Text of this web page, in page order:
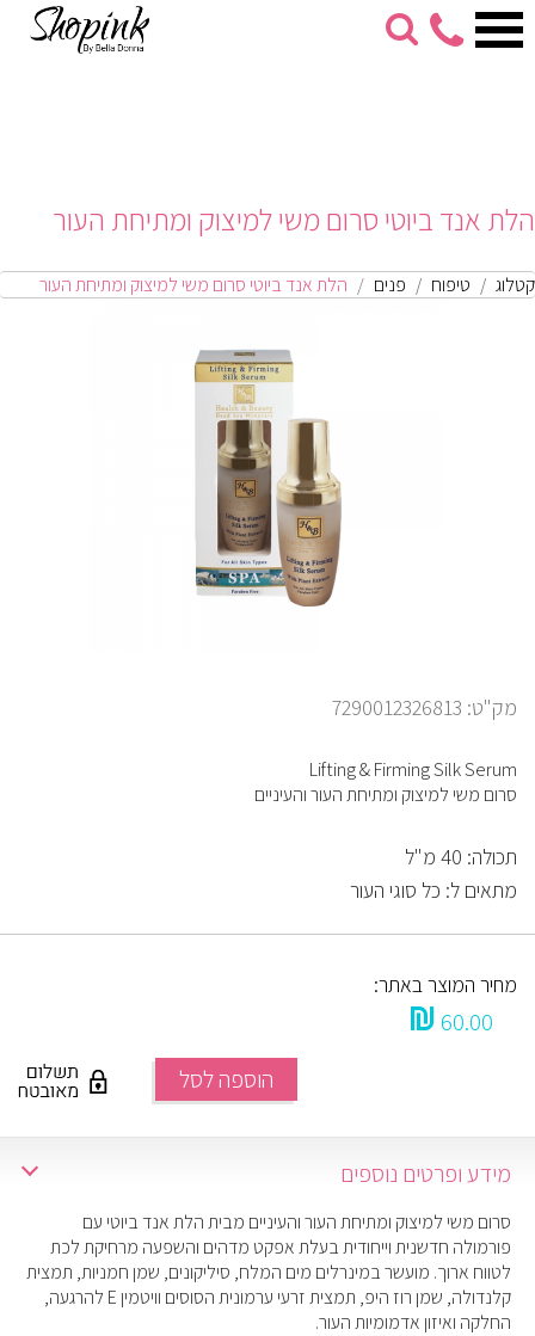
053-
274-
הלת אנד ביוטי סרום משי למיצוק ומתיחת העור
קטלוג טיפוח פנים הלת אנד ביוטי סרום משי למיצוק ומתיחת העור
מק"ט: 7290012326813
Lifting & Firming Silk Serum
סרום משי למיצוק ומתיחת העור והעיניים
תכולה: 40 מ"ל
מתאים ל: כל סוגי העור
מחיר המוצר באתר:
60.00
הוספה לסל
מידע ופרטים נוספים
סרום משי למיצוק ומתיחת העור והעיניים מבית הלת אנד ביוטי עם
פורמולה חדשנית וייחודית בעלת אפקט מדהים והשפעה מרחיקת לכת
לטווח ארוך. מועשר במינרלים מים המלח, סיליקונים, שמן חמניות, תמצית
קלנדולה, שמן רוז היפ, תמצית זרעי ערמונית הסוסים וויטמין E להרגעה,
החלקה ואיזון אדמומיות העור.